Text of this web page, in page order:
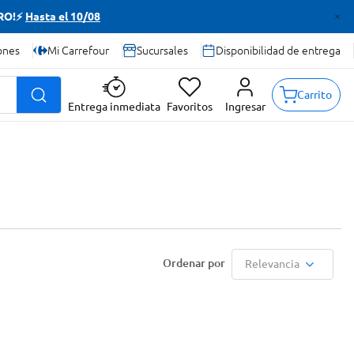
Hasta el 10/08
Mi Carrefour Sucursales Disponibilidad de entrega
Entrega inmediata Favoritos Ingresar
Carrito
Relevancia